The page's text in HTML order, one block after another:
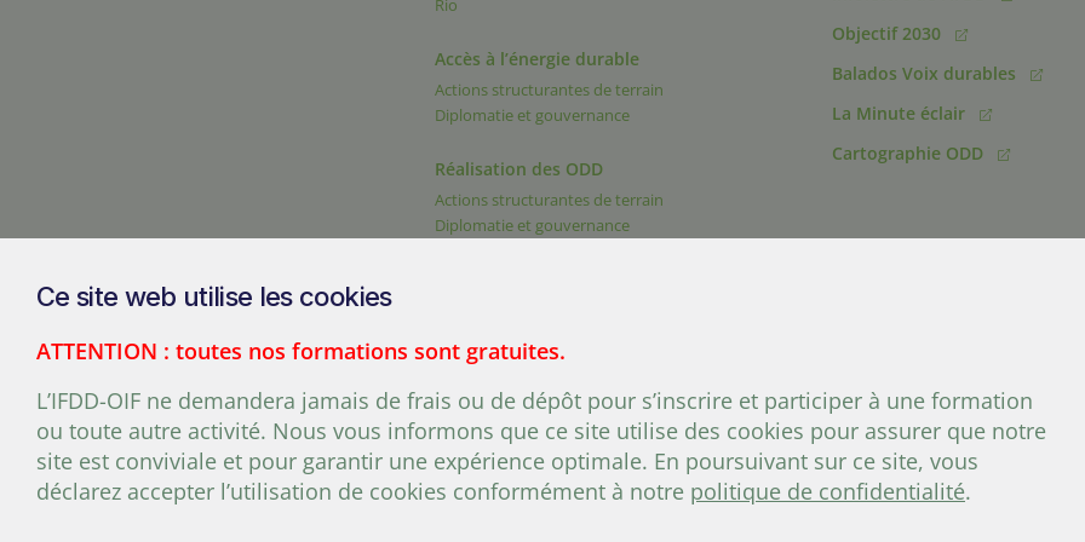
Rio
Accès à l’énergie durable
Actions structurantes de terrain
Diplomatie et gouvernance
Réalisation des ODD
Actions structurantes de terrain
Diplomatie et gouvernance
Objectif 2030
Balados Voix durables
La Minute éclair
Cartographie ODD
200, chemin Sainte-Foy, bureau 1.40, Québec, Québec, G1R 1T3, Canada Tél. : + (1) 418 692
Ce site web utilise les cookies
ATTENTION : toutes nos formations sont gratuites.
L’IFDD-OIF ne demandera jamais de frais ou de dépôt pour s’inscrire et participer à une formation
ou toute autre activité. Nous vous informons que ce site utilise des cookies pour assurer que notre
site est conviviale et pour garantir une expérience optimale. En poursuivant sur ce site, vous
déclarez accepter l’utilisation de cookies conformément à notre politique de confidentialité.